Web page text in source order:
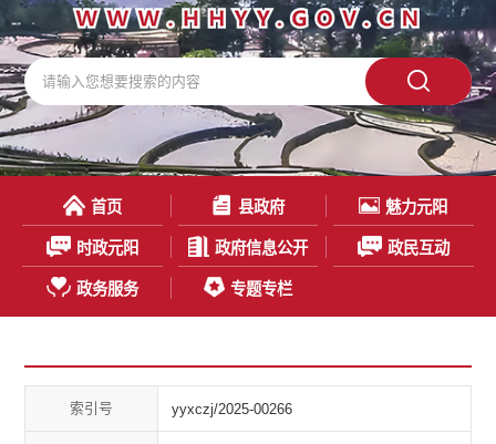
首页 县政府 魅力元阳
时政元阳 政府信息公开 政民互动
政务服务 专题专栏
索引号 yyxczj/2025-00266